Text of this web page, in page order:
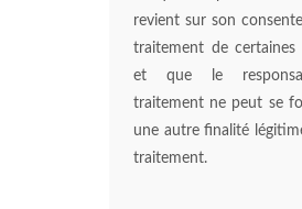
revient sur son
traitement de certaines
et que le
traitement ne peut se
une autre finalité
traitement.